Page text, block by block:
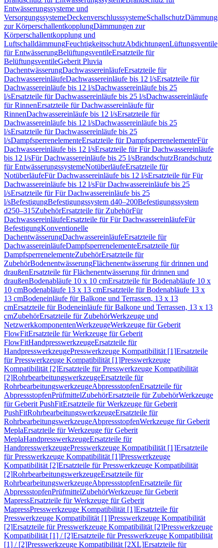
Entwässerungssysteme und
VersorgungssystemeDeckenverschlusssystemeSchallschutz
zur KörperschallentkopplungDämmungen zur
Körperschallentkopplung und
LuftschalldämmungFeuchtigkeitsschutzAbdichtungenLüftungsventile
für EntwässerungBelüftungsventileErsatzteile für
BelüftungsventileGeberit Pluvia
DachentwässerungDachwassereinläufeErsatzteile für
DachwassereinläufeDachwassereinläufe bis 12 l/sErsatzteile für
Dachwassereinläufe bis 12 l/sDachwassereinläufe bis 25
l/sErsatzteile für Dachwassereinläufe bis 25 l/sDachwassereinläufe
für RinnenErsatzteile für Dachwassereinläufe für
RinnenDachwassereinläufe bis 12 l/sErsatzteile für
Dachwassereinläufe bis 12 l/sDachwassereinläufe bis 25
l/sErsatzteile für Dachwassereinläufe bis 25
l/sDampfsperrenelementeErsatzteile für DampfsperrenelementeFür
Dachwassereinläufe bis 12 l/sErsatzteile für Für Dachwassereinläufe
bis 12 l/sFür Dachwassereinläufe bis 25 l/sBrandschutzBrandschutz
für EntwässerungssystemeNotüberläufeErsatzteile für
NotüberläufeFür Dachwassereinläufe bis 12 l/sErsatzteile für Für
Dachwassereinläufe bis 12 l/sFür Dachwassereinläufe bis 25
l/sErsatzteile für Für Dachwassereinläufe bis 25
l/sBefestigungBefestigungssystem d40–200Befestigungssystem
d250–315ZubehörErsatzteile für ZubehörFür
DachwassereinläufeErsatzteile für Für DachwassereinläufeFür
BefestigungKonventionelle
DachentwässerungDachwassereinläufeErsatzteile für
DachwassereinläufeDampfsperrenelementeErsatzteile für
DampfsperrenelementeZubehörErsatzteile für
ZubehörBodenentwässerungFlächenentwässerung für drinnen und
draußenErsatzteile für Flächenentwässerung für drinnen und
draußenBodenabläufe 10 x 10 cmErsatzteile für Bodenabläufe 10 x
10 cmBodenabläufe 13 x 13 cmErsatzteile für Bodenabläufe 13 x
13 cmBodeneinläufe für Balkone und Terrassen, 13 x 13
cmErsatzteile für Bodeneinläufe für Balkone und Terrassen, 13 x 13
cmZubehörErsatzteile für ZubehörWerkzeuge und
NetzwerkkomponentenWerkzeugeWerkzeuge für Geberit
FlowFitErsatzteile für Werkzeuge für Geberit
FlowFitHandpresswerkzeugeErsatzteile für
HandpresswerkzeugePresswerkzeuge Kompatibilität [1]Ersatzteile
für Presswerkzeuge Kompatibilität [1]Presswerkzeuge
Kompatibilität [2]Ersatzteile für Presswerkzeuge Kompatibilität
[2]RohrbearbeitungswerkzeugeErsatzteile für
RohrbearbeitungswerkzeugeAbpressstopfenErsatzteile für
AbpressstopfenPrüfmittelZubehörErsatzteile für ZubehörWerkzeuge
für Geberit PushFitErsatzteile für Werkzeuge für Geberit
PushFitRohrbearbeitungswerkzeugeErsatzteile für
RohrbearbeitungswerkzeugeAbpressstopfenWerkzeuge für Geberit
MeplaErsatzteile für Werkzeuge für Geberit
MeplaHandpresswerkzeugeErsatzteile für
HandpresswerkzeugePresswerkzeuge Kompatibilität [1]Ersatzteile
für Presswerkzeuge Kompatibilität [1]Presswerkzeuge
Kompatibilität [2]Ersatzteile für Presswerkzeuge Kompatibilität
[2]RohrbearbeitungswerkzeugeErsatzteile für
RohrbearbeitungswerkzeugeAbpressstopfenErsatzteile für
AbpressstopfenPrüfmittelZubehörWerkzeuge für Geberit
MapressErsatzteile für Werkzeuge für Geberit
MapressPresswerkzeuge Kompatibilität [1]Ersatzteile für
Presswerkzeuge Kompatibilität [1]Presswerkzeuge Kompatibilität
[2]Ersatzteile für Presswerkzeuge Kompatibilität [2]Presswerkzeuge
Kompatibilität [1] / [2]Ersatzteile für Presswerkzeuge Kompatibilität
[1] / [2]Presswerkzeuge Kompatibilität [2XL]Ersatzteile für